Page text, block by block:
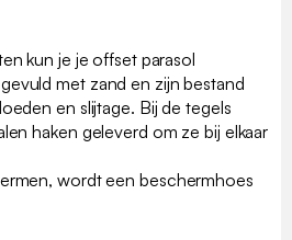
kun je je offset parasol
met zand en zijn bestand
en slijtage. Bij de tegels
haken geleverd om ze bij elkaar
wordt een beschermhoes